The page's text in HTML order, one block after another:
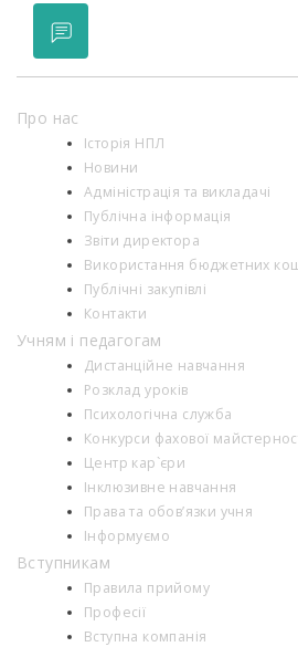
Про нас
Історія НПЛ
Новини
Адміністрація та викладачі
Публічна інформація
Звіти директора
Використання бюджетних
Публічні закупівлі
Контакти
Учням і педагогам
Дистанційне навчання
Розклад уроків
Психологiчна служба
Конкурси фахової
Центр кар`єри
Інклюзивне навчання
Права та обов’язки учня
Інформуємо
Вступникам
Правила прийому
Професії
Вступна компанія